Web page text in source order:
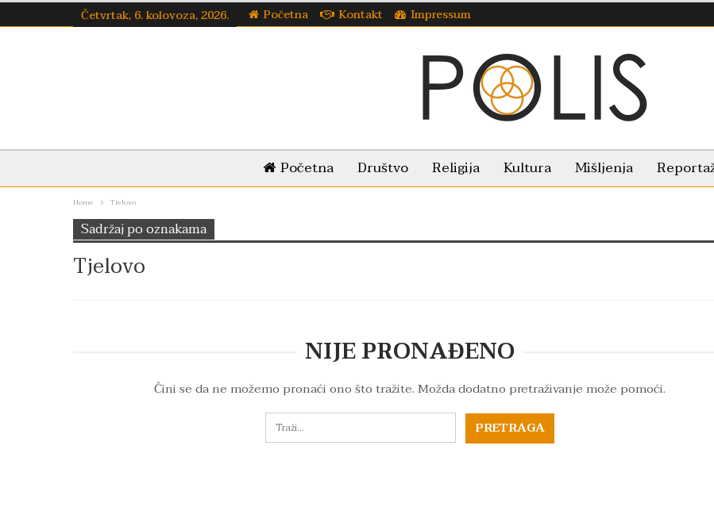
Četvrtak, 6. kolovoza, 2026. Početna Kontakt Impressum
Početna Društvo Religija Kultura Mišljenja
Home Tjelovo
Sadržaj po oznakama
Tjelovo
NIJE PRONAĐENO
Čini se da ne možemo pronaći ono što tražite. Možda dodatno pretraživanje može pomoći.